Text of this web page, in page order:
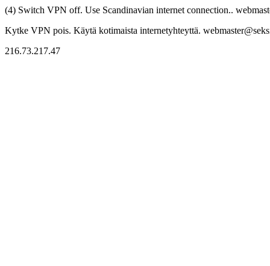
(4) Switch VPN off. Use Scandinavian internet connection..
Kytke VPN pois. Käytä kotimaista internetyhteyttä.
216.73.217.47